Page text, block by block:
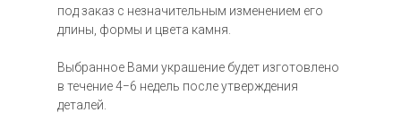
под заказ с незначительным изменением его
длины, формы и цвета камня.
Выбранное Вами украшение будет изготовлено
в течение 4−6 недель после утверждения
деталей.